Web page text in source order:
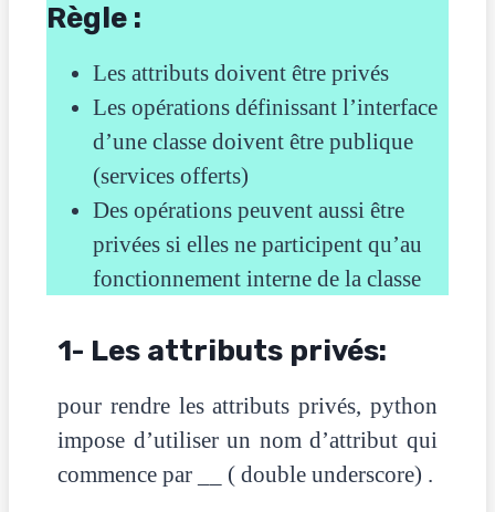
Règle :
Les attributs doivent être privés
Les opérations définissant l’interface
d’une classe doivent être publique
(services offerts)
Des opérations peuvent aussi être
privées si elles ne participent qu’au
fonctionnement interne de la classe
1- Les attributs privés:
pour rendre les attributs privés, python
impose d’utiliser un nom d’attribut qui
commence par __ ( double underscore) .